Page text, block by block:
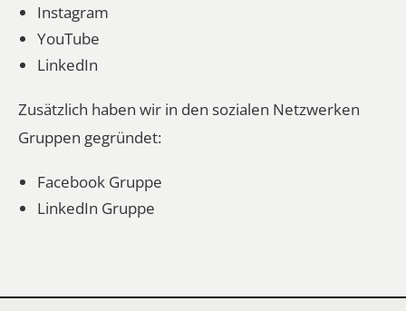
Instagram
YouTube
LinkedIn
Zusätzlich haben wir in den sozialen Netzwerken
Gruppen gegründet:
Facebook Gruppe
LinkedIn Gruppe